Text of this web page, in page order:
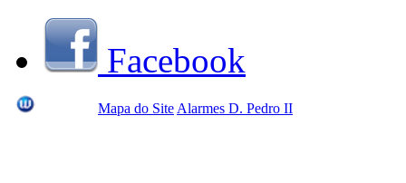
Facebook
Mapa do Site Alarmes D. Pedro II